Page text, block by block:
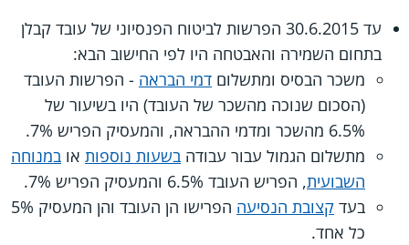
עד 30.6.2015 הפרשות לביטוח הפנסיוני של עובד קבלן
בתחום השמירה והאבטחה היו לפי החישוב הבא:
משכר הבסיס ומתשלום דמי הבראה - הפרשות העובד
(הסכום שנוכה מהשכר של העובד) היו בשיעור של
6.5% מהשכר ומדמי ההבראה, והמעסיק הפריש 7%.
מתשלום הגמול עבור עבודה בשעות נוספות או במנוחה
השבועית, הפריש העובד 6.5% והמעסיק הפריש 7%.
בעד קצובת הנסיעה
הפרישו הן העובד והן המעסיק 5%
כל אחד.